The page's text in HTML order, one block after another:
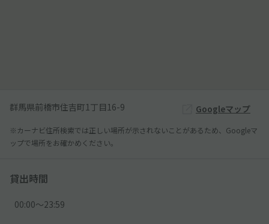
群馬県前橋市住吉町1丁目16-9 Googleマップ
※カーナビ住所検索では正しい場所が示されないことがあるため、Googleマ
ップで場所をお確かめください。
貸出時間
00:00〜23:59